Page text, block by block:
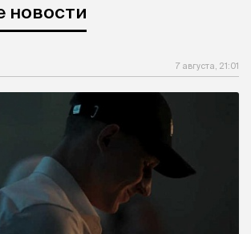
новости
7 августа, 21:01